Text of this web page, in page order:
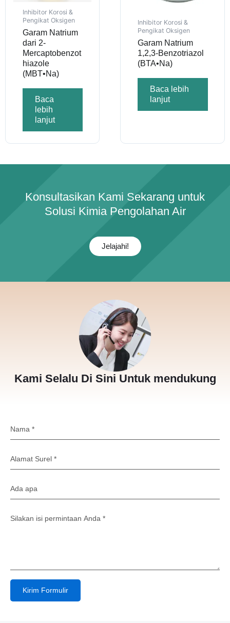
Inhibitor Korosi &
Pengikat Oksigen
Garam Natrium
dari 2-
Mercaptobenzot
hiazole
(MBT•Na)
Baca
lebih
lanjut
Inhibitor Korosi &
Pengikat Oksigen
Garam Natrium
1,2,3-Benzotriazol
(BTA•Na)
Baca lebih
lanjut
Konsultasikan Kami Sekarang untuk
Solusi Kimia Pengolahan Air
Jelajahi!
Kami Selalu Di Sini Untuk mendukung
Kirim Formulir